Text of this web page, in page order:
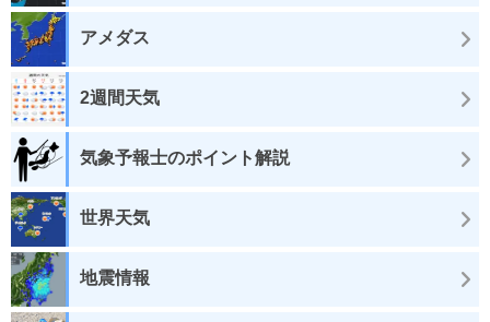
アメダス
2週間天気
気象予報士のポイント解説
世界天気
地震情報